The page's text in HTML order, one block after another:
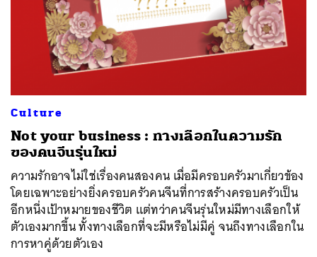
Culture
Not your business : ทางเลือกในความรัก
ของคนจีนรุ่นใหม่
ความรักอาจไม่ใช่เรื่องคนสองคน เมื่อมีครอบครัวมาเกี่ยวข้อง
โดยเฉพาะอย่างยิ่งครอบครัวคนจีนที่การสร้างครอบครัวเป็น
อีกหนึ่งเป้าหมายของชีวิต แต่ทว่าคนจีนรุ่นใหม่มีทางเลือกให้
ตัวเองมากขึ้น ทั้งทางเลือกที่จะมีหรือไม่มีคู่ จนถึงทางเลือกใน
การหาคู่ด้วยตัวเอง